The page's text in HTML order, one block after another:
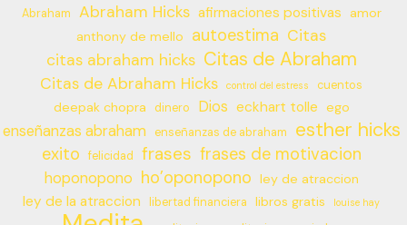
Abraham Abraham Hicks afirmaciones positivas
amor
anthony de mello
autoestima Citas
citas abraham hicks Citas de Abraham
Citas de Abraham Hicks control del estress cuentos
deepak chopra dinero Dios eckhart tolle ego
enseñanzas abraham enseñanzas de abraham esther hicks
exito felicidad frases frases de motivacion
hoponopono ho’oponopono ley de atraccion
ley de la atraccion libertad financiera libros gratis louise hay